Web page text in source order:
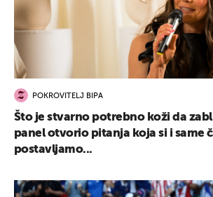
POKROVITELJ BIPA
Što je stvarno potrebno koži da
panel otvorio pitanja koja si i same
postavljamo...